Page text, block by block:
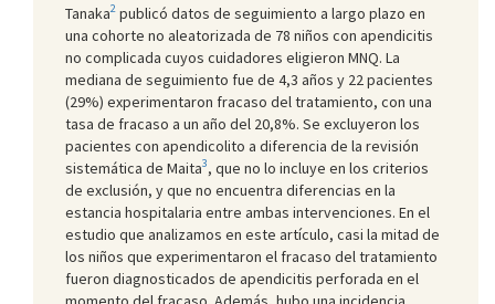
Tanaka2 publicó datos de seguimiento a largo plazo en
una cohorte no aleatorizada de 78 niños con apendicitis
no complicada cuyos cuidadores eligieron MNQ. La
mediana de seguimiento fue de 4,3 años y 22 pacientes
(29%) experimentaron fracaso del tratamiento, con una
tasa de fracaso a un año del 20,8%. Se excluyeron los
pacientes con apendicolito a diferencia de la revisión
sistemática de Maita3, que no lo incluye en los criterios
de exclusión, y que no encuentra diferencias en la
estancia hospitalaria entre ambas intervenciones. En el
estudio que analizamos en este artículo, casi la mitad de
los niños que experimentaron el fracaso del tratamiento
fueron diagnosticados de apendicitis perforada en el